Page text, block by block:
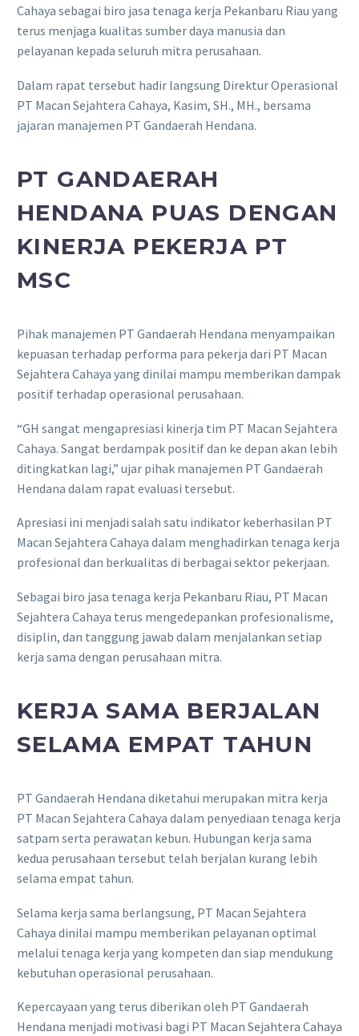
Cahaya sebagai biro jasa tenaga kerja Pekanbaru Riau yang
terus menjaga kualitas sumber daya manusia dan
pelayanan kepada seluruh mitra perusahaan.
Dalam rapat tersebut hadir langsung Direktur Operasional
PT Macan Sejahtera Cahaya, Kasim, SH., MH., bersama
jajaran manajemen PT Gandaerah Hendana.
PT GANDAERAH
HENDANA PUAS DENGAN
KINERJA PEKERJA PT
MSC
Pihak manajemen PT Gandaerah Hendana menyampaikan
kepuasan terhadap performa para pekerja dari PT Macan
Sejahtera Cahaya yang dinilai mampu memberikan dampak
positif terhadap operasional perusahaan.
“GH sangat mengapresiasi kinerja tim PT Macan Sejahtera
Cahaya. Sangat berdampak positif dan ke depan akan lebih
ditingkatkan lagi,” ujar pihak manajemen PT Gandaerah
Hendana dalam rapat evaluasi tersebut.
Apresiasi ini menjadi salah satu indikator keberhasilan PT
Macan Sejahtera Cahaya dalam menghadirkan tenaga kerja
profesional dan berkualitas di berbagai sektor pekerjaan.
Sebagai biro jasa tenaga kerja Pekanbaru Riau, PT Macan
Sejahtera Cahaya terus mengedepankan profesionalisme,
disiplin, dan tanggung jawab dalam menjalankan setiap
kerja sama dengan perusahaan mitra.
KERJA SAMA BERJALAN
SELAMA EMPAT TAHUN
PT Gandaerah Hendana diketahui merupakan mitra kerja
PT Macan Sejahtera Cahaya dalam penyediaan tenaga kerja
satpam serta perawatan kebun. Hubungan kerja sama
kedua perusahaan tersebut telah berjalan kurang lebih
selama empat tahun.
Selama kerja sama berlangsung, PT Macan Sejahtera
Cahaya dinilai mampu memberikan pelayanan optimal
melalui tenaga kerja yang kompeten dan siap mendukung
kebutuhan operasional perusahaan.
Kepercayaan yang terus diberikan oleh PT Gandaerah
Hendana menjadi motivasi bagi PT Macan Sejahtera Cahaya